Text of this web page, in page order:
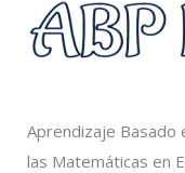
Aprendizaje Basado
las Matemáticas en